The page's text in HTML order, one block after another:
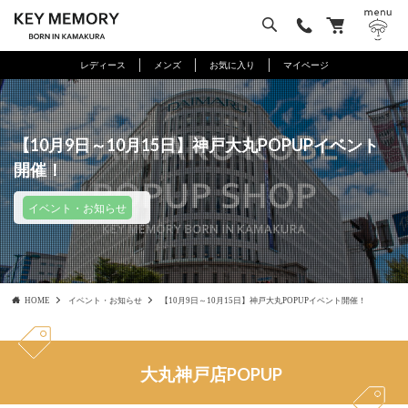
レディース メンズ お気に入り マイページ
【10月9日～10月15日】神戸大丸POPUPイベント
開催！
イベント・お知らせ
HOME イベント・お知らせ 【10月9日～10月15日】神戸大丸POPUPイベント開催！
大丸神戸店POPUP